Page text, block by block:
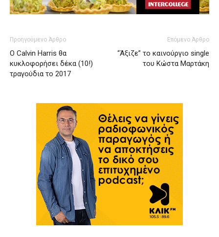
Προηγούμενο Άρθρο
Ο Calvin Harris θα
κυκλοφορήσει δέκα (10!)
τραγούδια το 2017
Επόμενο Άρθρο
“Άξιζε” το καινούργιο single
του Κώστα Μαρτάκη